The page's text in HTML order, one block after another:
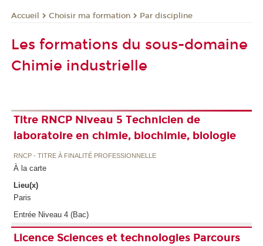
Accueil Choisir ma formation Par discipline
Les formations du sous-domaine
Chimie industrielle
Titre RNCP Niveau 5 Technicien de
laboratoire en chimie, biochimie, biologie
RNCP - TITRE À FINALITÉ PROFESSIONNELLE
À la carte
Lieu(x)
Paris
Entrée Niveau 4 (Bac)
Licence Sciences et technologies Parcours